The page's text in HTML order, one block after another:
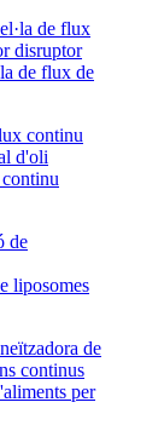
de flux de
liposomes
per